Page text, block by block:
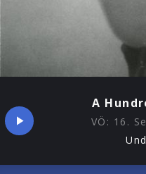
A
VÖ: 16.